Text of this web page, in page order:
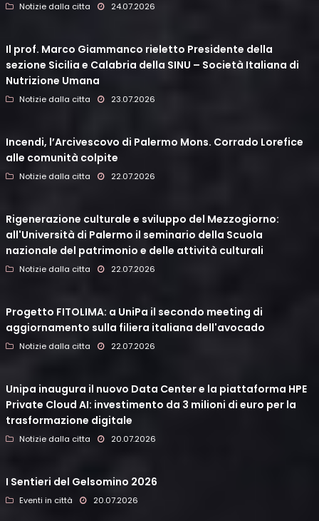
Notizie dalla citta 24.07.2026
Il prof. Marco Giammanco rieletto Presidente della
sezione Sicilia e Calabria della SINU – Società Italiana di
Nutrizione Umana
Notizie dalla citta 23.07.2026
Incendi, l’Arcivescovo di Palermo Mons. Corrado Lorefice
alle comunità colpite
Notizie dalla citta 22.07.2026
Rigenerazione culturale e sviluppo del Mezzogiorno:
all'Università di Palermo il seminario della Scuola
nazionale del patrimonio e delle attività culturali
Notizie dalla citta 22.07.2026
Progetto FITOLIMA: a UniPa il secondo meeting di
aggiornamento sulla filiera italiana dell'avocado
Notizie dalla citta 22.07.2026
Unipa inaugura il nuovo Data Center e la piattaforma HPE
Private Cloud AI: investimento da 3 milioni di euro per la
trasformazione digitale
Notizie dalla citta 20.07.2026
I Sentieri del Gelsomino 2026
Eventi in città 20.07.2026